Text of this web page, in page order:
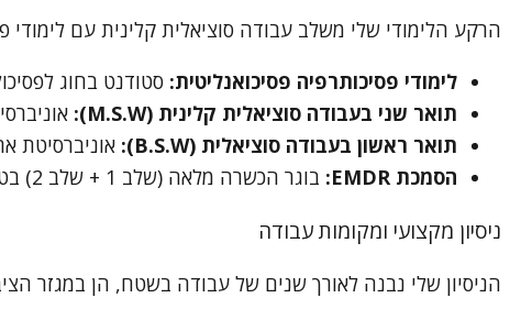
הרקע הלימודי שלי משלב עבודה סוציאלית קלינית עם לימודי
לימודי פסיכותרפיה פסיכואנליטית: סטודנט בחוג
תואר שני בעבודה סוציאלית קלינית (M.S.W):
תואר ראשון בעבודה סוציאלית (B.S.W):
אוניברסיטת
הסמכת EMDR:
בוגר הכשרה מלאה (שלב 1 + שלב 2) בטיפול ממוקד טראומה, בהנחיית ד"ר אודי אורן.
ניסיון מקצועי ומקומות עבודה
הניסיון שלי נבנה לאורך שנים של עבודה בשטח, הן במגזר